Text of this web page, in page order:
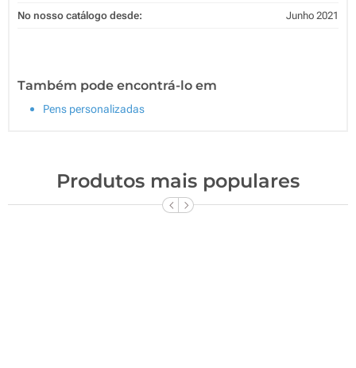
No nosso catálogo desde: Junho 2021
Também pode encontrá-lo em
Pens personalizadas
Produtos mais populares